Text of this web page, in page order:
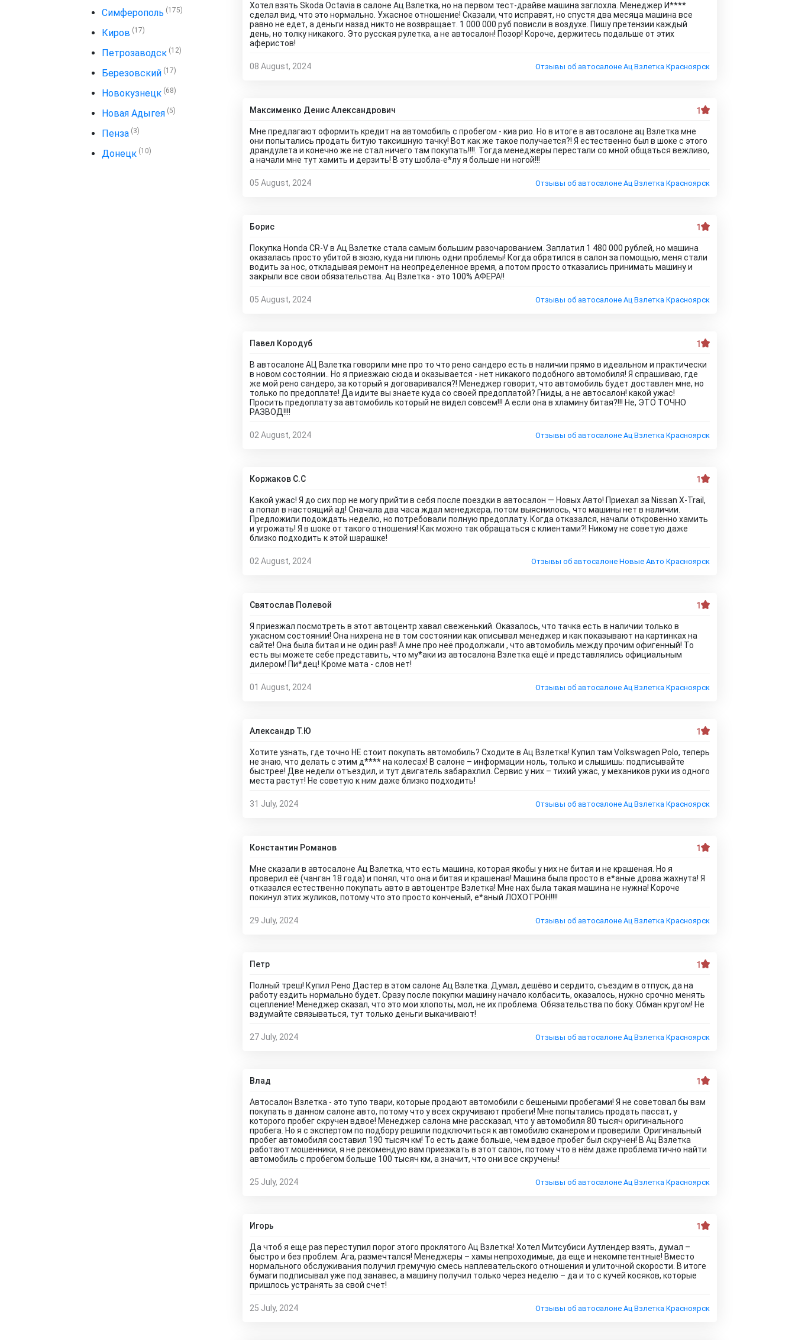
Хотел взять Skoda Octavia в салоне Ац Взлетка, но на первом тест-драйве машина заглохла. Менеджер И****
сделал вид, что это нормально. Ужасное отношение! Сказали, что исправят, но спустя два месяца машина все
равно не едет, а деньги назад никто не возвращает. 1 000 000 руб повисли в воздухе. Пишу претензии каждый
день, но толку никакого. Это русская рулетка, а не автосалон! Позор! Короче, держитесь подальше от этих
аферистов!
08 August, 2024 Отзывы об автосалоне Ац Взлетка Красноярск
Максименко Денис Александрович 1
Мне предлагают оформить кредит на автомобиль с пробегом - киа рио. Но в итоге в автосалоне ац Взлетка мне
они попытались продать битую таксишную тачку! Вот как же такое получается?! Я естественно был в шоке с этого
драндулета и конечно же не стал ничего там покупать!!!!. Тогда менеджеры перестали со мной общаться вежливо,
а начали мне тут хамить и дерзить! В эту шобла-е*лу я больше ни ногой!!!
05 August, 2024 Отзывы об автосалоне Ац Взлетка Красноярск
Борис 1
Покупка Honda CR-V в Ац Взлетке стала самым большим разочарованием. Заплатил 1 480 000 рублей, но машина
оказалась просто убитой в зюзю, куда ни плюнь одни проблемы! Когда обратился в салон за помощью, меня стали
водить за нос, откладывая ремонт на неопределенное время, а потом просто отказались принимать машину и
закрыли все свои обязательства. Ац Взлетка - это 100% АФЕРА!!
05 August, 2024 Отзывы об автосалоне Ац Взлетка Красноярск
Павел Кородуб 1
В автосалоне АЦ Взлетка говорили мне про то что рено сандеро есть в наличии прямо в идеальном и практически
в новом состоянии.. Но я приезжаю сюда и оказывается - нет никакого подобного автомобиля! Я спрашиваю, где
же мой рено сандеро, за который я договаривался?! Менеджер говорит, что автомобиль будет доставлен мне, но
только по предоплате! Да идите вы знаете куда со своей предоплатой? Гниды, а не автосалон! какой ужас!
Просить предоплату за автомобиль который не видел совсем!!! А если она в хламину битая?!!! Не, ЭТО ТОЧНО
РАЗВОД!!!!
02 August, 2024 Отзывы об автосалоне Ац Взлетка Красноярск
Коржаков С.С 1
Какой ужас! Я до сих пор не могу прийти в себя после поездки в автосалон — Новых Авто! Приехал за Nissan X-Trail,
а попал в настоящий ад! Сначала два часа ждал менеджера, потом выяснилось, что машины нет в наличии.
Предложили подождать неделю, но потребовали полную предоплату. Когда отказался, начали откровенно хамить
и угрожать! Я в шоке от такого отношения! Как можно так обращаться с клиентами?! Никому не советую даже
близко подходить к этой шарашке!
02 August, 2024 Отзывы об автосалоне Новые Авто Красноярск
Святослав Полевой 1
Я приезжал посмотреть в этот автоцентр хавал свеженький. Оказалось, что тачка есть в наличии только в
ужасном состоянии! Она нихрена не в том состоянии как описывал менеджер и как показывают на картинках на
сайте! Она была битая и не один раз!! А мне про неё продолжали , что автомобиль между прочим офигенный! То
есть вы можете себе представить, что му*аки из автосалона Взлетка ещё и представлялись официальным
дилером! Пи*дец! Кроме мата - слов нет!
01 August, 2024 Отзывы об автосалоне Ац Взлетка Красноярск
Александр Т.Ю 1
Хотите узнать, где точно НЕ стоит покупать автомобиль? Сходите в Ац Взлетка! Купил там Volkswagen Polo, теперь
не знаю, что делать с этим д**** на колесах! В салоне – информации ноль, только и слышишь: подписывайте
быстрее! Две недели отъездил, и тут двигатель забарахлил. Сервис у них – тихий ужас, у механиков руки из одного
места растут! Не советую к ним даже близко подходить!
31 July, 2024 Отзывы об автосалоне Ац Взлетка Красноярск
Константин Романов 1
Мне сказали в автосалоне Ац Взлетка, что есть машина, которая якобы у них не битая и не крашеная. Но я
проверил её (чанган 18 года) и понял, что она и битая и крашеная! Машина была просто в е*аные дрова жахнута! Я
отказался естественно покупать авто в автоцентре Взлетка! Мне нах была такая машина не нужна! Короче
покинул этих жуликов, потому что это просто конченый, е*аный ЛОХОТРОН!!!!
29 July, 2024 Отзывы об автосалоне Ац Взлетка Красноярск
Петр 1
Полный треш! Купил Рено Дастер в этом салоне Ац Взлетка. Думал, дешёво и сердито, съездим в отпуск, да на
работу ездить нормально будет. Сразу после покупки машину начало колбасить, оказалось, нужно срочно менять
сцепление! Менеджер сказал, что это мои хлопоты, мол, не их проблема. Обязательства по боку. Обман кругом! Не
вздумайте связываться, тут только деньги выкачивают!
27 July, 2024 Отзывы об автосалоне Ац Взлетка Красноярск
Влад 1
Автосалон Взлетка - это тупо твари, которые продают автомобили с бешеными пробегами! Я не советовал бы вам
покупать в данном салоне авто, потому что у всех скручивают пробеги! Мне попытались продать пассат, у
которого пробег скручен вдвое! Менеджер салона мне рассказал, что у автомобиля 80 тысяч оригинального
пробега. Но я с экспертом по подбору решили подключиться к автомобилю сканером и проверили. Оригинальный
пробег автомобиля составил 190 тысяч км! То есть даже больше, чем вдвое пробег был скручен! В Ац Взлетка
работают мошенники, я не рекомендую вам приезжать в этот салон, потому что в нём даже проблематично найти
автомобиль с пробегом больше 100 тысяч км, а значит, что они все скручены!
25 July, 2024 Отзывы об автосалоне Ац Взлетка Красноярск
Игорь 1
Да чтоб я еще раз переступил порог этого проклятого Ац Взлетка! Хотел Митсубиси Аутлендер взять, думал –
быстро и без проблем. Ага, размечтался! Менеджеры – хамы непроходимые, да еще и некомпетентные! Вместо
нормального обслуживания получил гремучую смесь наплевательского отношения и улиточной скорости. В итоге
бумаги подписывал уже под занавес, а машину получил только через неделю – да и то с кучей косяков, которые
пришлось устранять за свой счет!
25 July, 2024 Отзывы об автосалоне Ац Взлетка Красноярск
Симферополь (175)
Киров (17)
Петрозаводск (12)
Березовский (17)
Новокузнецк (68)
Новая Адыгея (5)
Пенза (3)
Донецк (10)